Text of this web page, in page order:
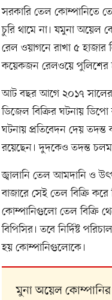
সরকারি তেল কোম্পানিতে
চুরি থামে না। যমুনা অয়েল
রেল ওয়াগনে রাখা ৫
কয়েকজন রেলওয়ে পুলিশের
আট বছর আগে ২০১৭ সালের
ডিজেল বিক্রির ঘটনায়
ঘটনায় প্রতিবেদন দেয় তদন্ত
রয়েছেন। দুদকেও তদন্ত
জ্বালানি তেল আমদানি ও
বাজারে সেই তেল বিক্রি
কোম্পানিগুলো তেল বিক্রি
বিপিসির। তবে নির্দিষ্ট
হয় কোম্পানিগুলোকে।
মুনা অয়েল